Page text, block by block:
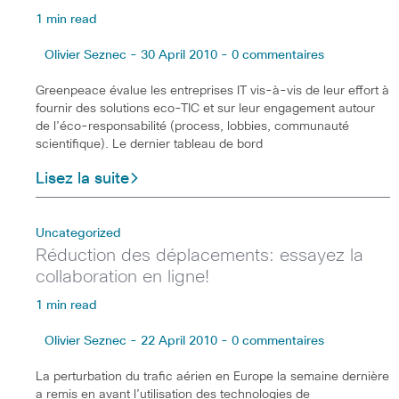
1 min read
Olivier Seznec - 30 April 2010 - 0 commentaires
Greenpeace évalue les entreprises IT vis-à-vis de leur effort à
fournir des solutions eco-TIC et sur leur engagement autour
de l’éco-responsabilité (process, lobbies, communauté
scientifique). Le dernier tableau de bord
Lisez la suite
Uncategorized
Réduction des déplacements: essayez la
collaboration en ligne!
1 min read
Olivier Seznec - 22 April 2010 - 0 commentaires
La perturbation du trafic aérien en Europe la semaine dernière
a remis en avant l’utilisation des technologies de